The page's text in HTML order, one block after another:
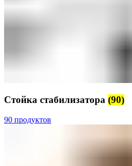
Стойка стабилизатора (90)
90 продуктов